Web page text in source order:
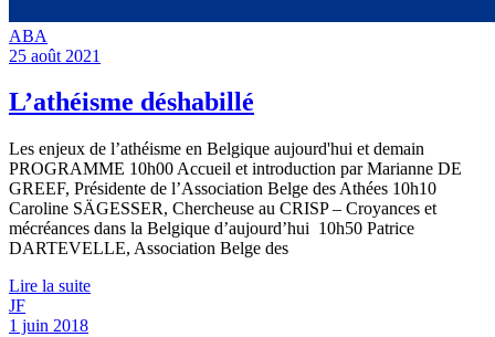
ABA
25 août 2021
L’athéisme déshabillé
Les enjeux de l’athéisme en Belgique aujourd'hui et demain
PROGRAMME 10h00 Accueil et introduction par Marianne DE
GREEF, Présidente de l’Association Belge des Athées 10h10
Caroline SÄGESSER, Chercheuse au CRISP – Croyances et
mécréances dans la Belgique d’aujourd’hui 10h50 Patrice
DARTEVELLE, Association Belge des
Lire la suite
JF
1 juin 2018